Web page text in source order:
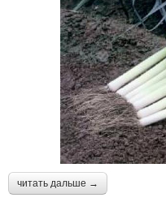
читать дальше →